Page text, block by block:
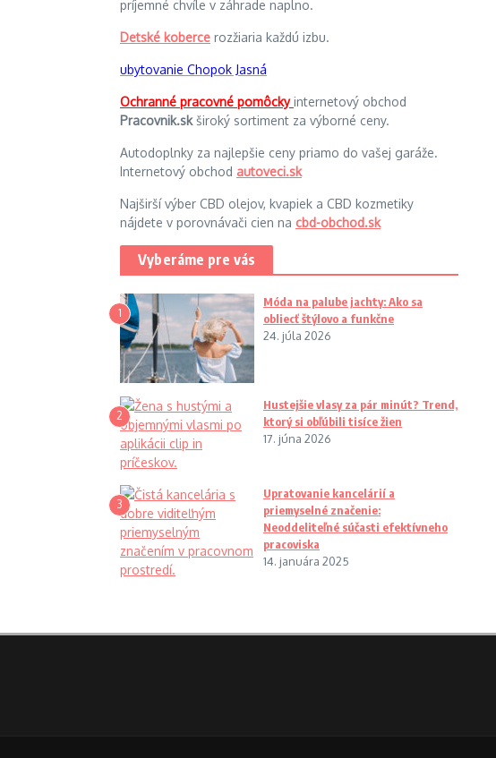
príjemné chvíle v záhrade naplno.
Detské koberce rozžiaria každú izbu.
ubytovanie Chopok Jasná
Ochranné pracovné pomôckyinternetový obchod
Pracovnik.skširoký sortiment za výborné ceny.
Autodoplnky za najlepšie ceny priamo do vašej garáže.
Internetový obchod autoveci.sk
Najširší výber CBD olejov, kvapiek a CBD kozmetiky
nájdete v porovnávači cien na cbd-obchod.sk
Vyberáme pre vás
1
Móda na palube jachty: Ako sa
obliecť štýlovo a funkčne
24. júla 2026
2
Hustejšie vlasy za pár minút? Trend,
ktorý si obľúbili tisíce žien
17. júna 2026
3
Upratovanie kancelárií a
priemyselné značenie:
Neoddeliteľné súčasti efektívneho
pracoviska
14. januára 2025